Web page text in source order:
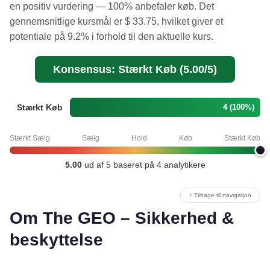
en positiv vurdering — 100% anbefaler køb. Det
gennemsnitlige kursmål er $ 33.75, hvilket giver et
potentiale på 9.2% i forhold til den aktuelle kurs.
Konsensus: Stærkt Køb (5.00/5)
Stærkt Køb 4 (100%)
Stærkt Sælg Sælg Hold Køb Stærkt Køb
5.00ud af 5 baseret på 4 analytikere
↑ Tilbage til navigation
Om The GEO – Sikkerhed &
beskyttelse